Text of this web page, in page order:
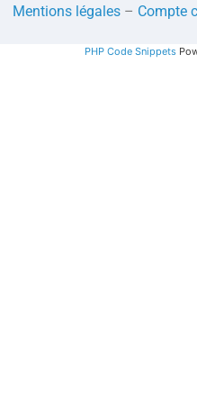
Mentions légales – Compte
PHP Code Snippets